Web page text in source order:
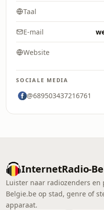
Taal
E-mail
Website
SOCIALE MEDIA
@689503437216761
InternetRadio-
Luister naar radiozenders
Belgie.be op stad, genre of
apparaat.